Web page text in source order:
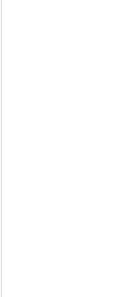
BABA SPRCHOVÝ GÉL